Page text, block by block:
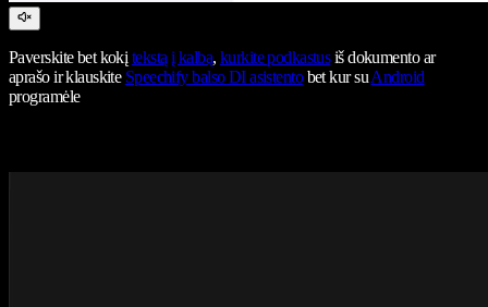
Paverskite bet kokįtekstą į kalbą, kurkite podkastusiš dokumento ar
aprašo ir klauskite Speechify balso DI asistentobet kur suAndroid
programėle